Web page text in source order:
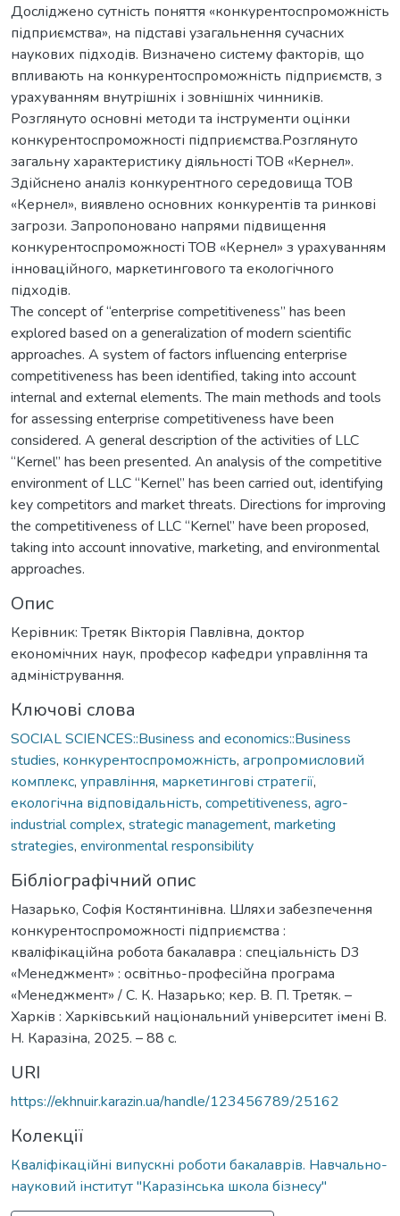
Досліджено сутність поняття «конкурентоспроможність
підприємства», на підставі узагальнення сучасних
наукових підходів. Визначено систему факторів, що
впливають на конкурентоспроможність підприємств, з
урахуванням внутрішніх і зовнішніх чинників.
Розглянуто основні методи та інструменти оцінки
конкурентоспроможності підприємства.Розглянуто
загальну характеристику діяльності ТОВ «Кернел».
Здійснено аналіз конкурентного середовища ТОВ
«Кернел», виявлено основних конкурентів та ринкові
загрози. Запропоновано напрями підвищення
конкурентоспроможності ТОВ «Кернел» з урахуванням
інноваційного, маркетингового та екологічного
підходів.
The concept of “enterprise competitiveness” has been
explored based on a generalization of modern scientific
approaches. A system of factors influencing enterprise
competitiveness has been identified, taking into account
internal and external elements. The main methods and tools
for assessing enterprise competitiveness have been
considered. A general description of the activities of LLC
“Kernel” has been presented. An analysis of the competitive
environment of LLC “Kernel” has been carried out, identifying
key competitors and market threats. Directions for improving
the competitiveness of LLC “Kernel” have been proposed,
taking into account innovative, marketing, and environmental
approaches.
Опис
Керівник: Третяк Вікторія Павлівна, доктор
економічних наук, професор кафедри управління та
адміністрування.
Ключові слова
SOCIAL SCIENCES::Business and economics::Business
studies, конкурентоспроможність, агропромисловий
комплекс, управління, маркетингові стратегії,
екологічна відповідальність, competitiveness, agro-
industrial complex, strategic management, marketing
strategies, environmental responsibility
Бібліографічний опис
Назарько, Софія Костянтинівна. Шляхи забезпечення
конкурентоспроможності підприємства :
кваліфікаційна робота бакалавра : спеціальність D3
«Менеджмент» : освітньо-професійна програма
«Менеджмент» / С. К. Назарько; кер. В. П. Третяк. –
Харків : Харківський національний університет імені В.
Н. Каразіна, 2025. – 88 с.
URI
https://ekhnuir.karazin.ua/handle/123456789/25162
Колекції
Кваліфікаційні випускні роботи бакалаврів. Навчально-
науковий інститут "Каразінська школа бізнесу"